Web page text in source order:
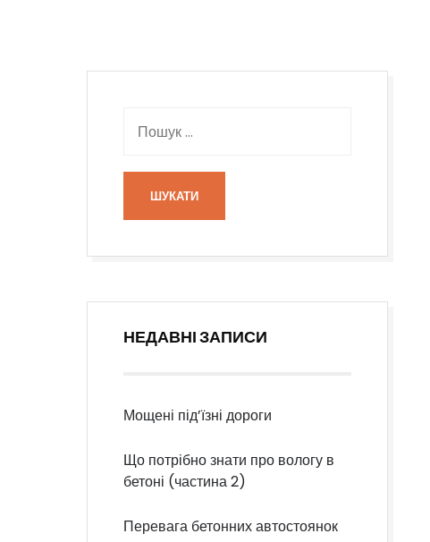
НЕДАВНІ ЗАПИСИ
Мощені під’їзні дороги
Що потрібно знати про вологу в
бетоні (частина 2)
Перевага бетонних автостоянок